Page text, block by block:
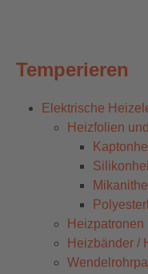
Temperieren
Elektrische
Heizfolien
Heizpatronen
Heizbänder /